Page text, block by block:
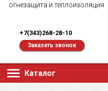
огнезащита и теплоизоляция
+7(343)268-28-10
Заказать звонок
Каталог